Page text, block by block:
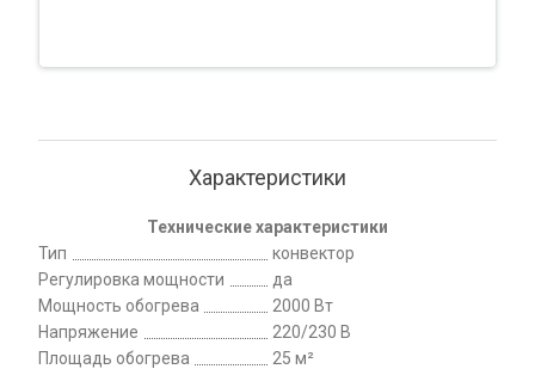
Характеристики
Технические характеристики
Тип
конвектор
Регулировка мощности
да
Мощность обогрева
2000 Вт
Напряжение
220/230 В
Площадь обогрева
25 м²